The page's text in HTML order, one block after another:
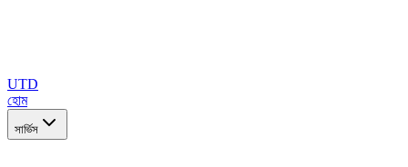
UTD
হোম
সার্ভিস